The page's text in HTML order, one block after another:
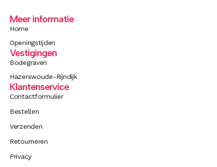
Meer informatie
Home
Openingstijden
Vestigingen
Bodegraven
Hazerswoude-Rijndijk
Klantenservice
Contactformulier
Bestellen
Verzenden
Retourneren
Privacy